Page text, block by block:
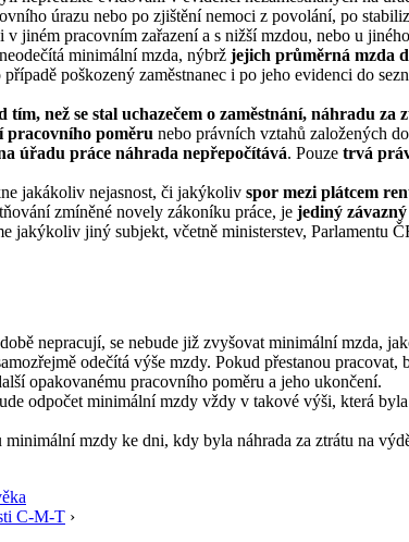
úrazu nebo po zjištění nemoci z povolání, po
jiném pracovním zařazení a s nižší mzdou, nebo u
minimální mzda, nýbrž jejich průměrná mzda
poškozený zaměstnanec i po jeho evidenci do
tím, než se stal uchazečem o zaměstnání, náhradu za
pracovního poměru nebo právních vztahů založených
úřadu práce náhrada nepřepočítává. Pouze trvá
jakákoliv nejasnost, či jakýkoliv spor mezi plátcem
zmíněné novely zákoníku práce, je jediný
jakýkoliv jiný subjekt, včetně ministerstev, Parlamentu
nepracují, se nebude již zvyšovat minimální mzda,
odečítá výše mzdy. Pokud přestanou
opakovanému pracovního poměru a jeho ukončení.
odpočet minimální mzdy vždy v takové výši, která
mzdy ke dni, kdy byla náhrada za ztrátu na
C-M-T ›